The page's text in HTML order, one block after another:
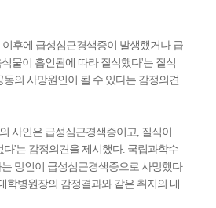
후에 급성심근경색증이 발생했거나 급
물이 흡인됨에 따라 질식했다'는 질식
의 사망원인이 될 수 있다는 감정의견
사인은 급성심근경색증이고, 질식이
'는 감정의견을 제시했다. 국립과학수
망인이 급성심근경색증으로 사망했다
학병원장의 감정결과와 같은 취지의 내